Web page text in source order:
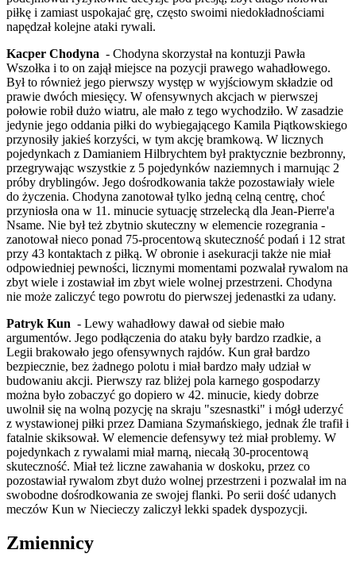
piłkę i zamiast uspokajać grę, często swoimi niedokładnościami
napędzał kolejne ataki rywali.
Kacper Chodyna - Chodyna skorzystał na kontuzji Pawła
Wszołka i to on zajął miejsce na pozycji prawego wahadłowego.
Był to również jego pierwszy występ w wyjściowym składzie od
prawie dwóch miesięcy. W ofensywnych akcjach w pierwszej
połowie robił dużo wiatru, ale mało z tego wychodziło. W zasadzie
jedynie jego oddania piłki do wybiegającego Kamila Piątkowskiego
przynosiły jakieś korzyści, w tym akcję bramkową. W licznych
pojedynkach z Damianiem Hilbrychtem był praktycznie bezbronny,
przegrywając wszystkie z 5 pojedynków naziemnych i marnując 2
próby dryblingów. Jego dośrodkowania także pozostawiały wiele
do życzenia. Chodyna zanotował tylko jedną celną centrę, choć
przyniosła ona w 11. minucie sytuację strzelecką dla Jean-Pierre'a
Nsame. Nie był też zbytnio skuteczny w elemencie rozegrania -
zanotował nieco ponad 75-procentową skuteczność podań i 12 strat
przy 43 kontaktach z piłką. W obronie i asekuracji także nie miał
odpowiedniej pewności, licznymi momentami pozwalał rywalom na
zbyt wiele i zostawiał im zbyt wiele wolnej przestrzeni. Chodyna
nie może zaliczyć tego powrotu do pierwszej jedenastki za udany.
Patryk Kun - Lewy wahadłowy dawał od siebie mało
argumentów. Jego podłączenia do ataku były bardzo rzadkie, a
Legii brakowało jego ofensywnych rajdów. Kun grał bardzo
bezpiecznie, bez żadnego polotu i miał bardzo mały udział w
budowaniu akcji. Pierwszy raz bliżej pola karnego gospodarzy
można było zobaczyć go dopiero w 42. minucie, kiedy dobrze
uwolnił się na wolną pozycję na skraju "szesnastki" i mógł uderzyć
z wystawionej piłki przez Damiana Szymańskiego, jednak źle trafił i
fatalnie skiksował. W elemencie defensywy też miał problemy. W
pojedynkach z rywalami miał marną, niecałą 30-procentową
skuteczność. Miał też liczne zawahania w doskoku, przez co
pozostawiał rywalom zbyt dużo wolnej przestrzeni i pozwalał im na
swobodne dośrodkowania ze swojej flanki. Po serii dość udanych
meczów Kun w Niecieczy zaliczył lekki spadek dyspozycji.
Zmiennicy